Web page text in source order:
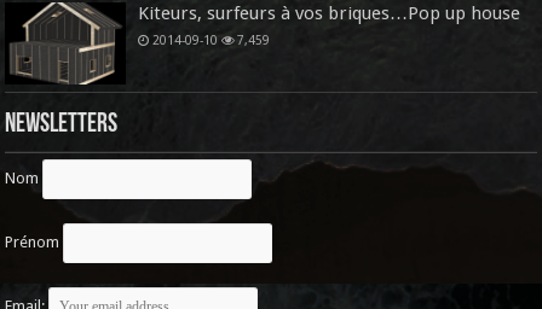
Kiteurs, surfeurs à vos briques…Pop up house
2014-09-10 7,459
Newsletters
Nom
Prénom